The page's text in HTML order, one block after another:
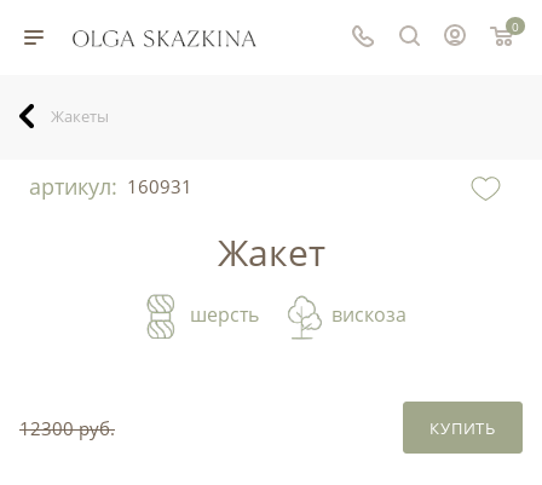
0
Жакеты
артикул: 160931
Жакет
шерсть вискоза
12300 руб. КУПИТЬ